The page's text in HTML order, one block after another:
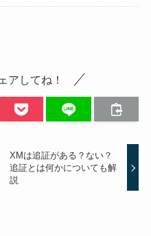
アしてね！
XMは追証がある？ない？
追証とは何かについても解
説